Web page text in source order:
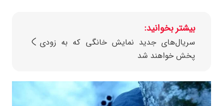
بیشتر بخوانید:
سریال‌های جدید نمایش خانگی که به‌ زودی
پخش خواهند شد